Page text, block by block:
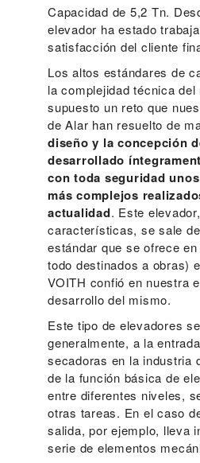
Capacidad de 5,2 Tn.
elevador ha estado
satisfacción del cliente
Los altos estándares de
la complejidad técnica
supuesto un reto que
de Alar han resuelto de
diseño y la concepción
desarrollado
con toda seguridad
más complejos
actualidad. Este
características, se sale
estándar que se ofrece
todo destinados a obras)
VOITH confió en nuestra
desarrollo del mismo.
Este tipo de elevadores
generalmente, a la
secadoras en la industria
de la función básica de
entre diferentes niveles,
otras tareas. En el caso
salida, por ejemplo, lleva
serie de elementos